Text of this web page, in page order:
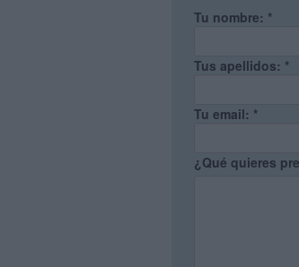
Tu nombre: *
Tus apellidos: *
Tu email: *
¿Qué quieres